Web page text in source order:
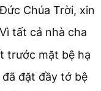
Chúa Trời, xin
Vì tất cả nhà cha
trước mặt bệ hạ
đặt đầy tớ bệ